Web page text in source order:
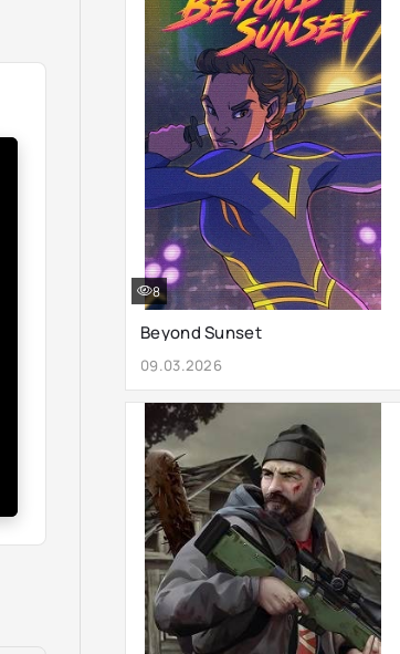
Beyond Sunset
09.03.2026
8